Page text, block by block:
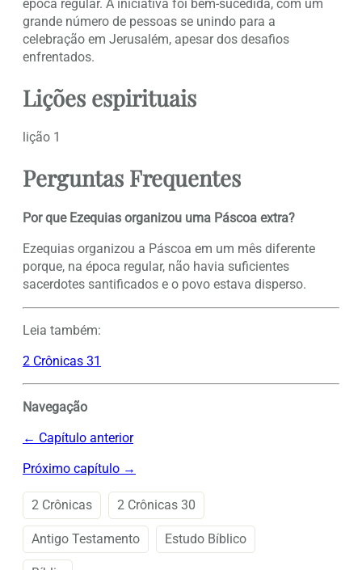
época regular. A iniciativa foi bem-sucedida, com um
grande número de pessoas se unindo para a
celebração em Jerusalém, apesar dos desafios
enfrentados.
Lições espirituais
lição 1
Perguntas Frequentes
Por que Ezequias organizou uma Páscoa extra?
Ezequias organizou a Páscoa em um mês diferente
porque, na época regular, não havia suficientes
sacerdotes santificados e o povo estava disperso.
Leia também:
2 Crônicas 31
Navegação
← Capítulo anterior
Próximo capítulo →
2 Crônicas 2 Crônicas 30
Antigo Testamento Estudo Bíblico